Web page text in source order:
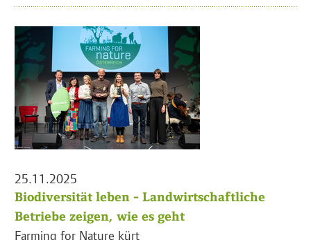
25.11.2025
Biodiversität leben - Landwirtschaftliche
Betriebe zeigen, wie es geht
Farming for Nature kürt